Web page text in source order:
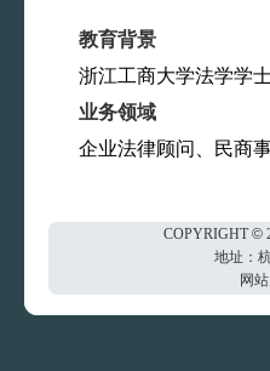
教育背景
浙江工商大学法学学
业务领域
企业法律顾问、民商
COPYRIGHT©
地址：
网